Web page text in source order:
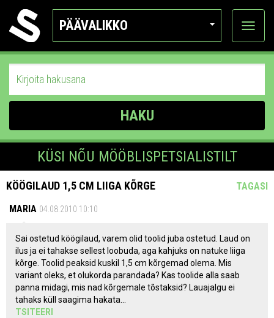
PÄÄVALIKKO
Näytä
HAKU
KÜSI NÕU MÖÖBLISPETSIALISTILT
KÖÖGILAUD 1,5 CM LIIGA KÕRGE
TAGASI
MARIA 04.08.2010 10:10
Sai ostetud köögilaud, varem olid toolid juba ostetud. Laud on
ilus ja ei tahakse sellest loobuda, aga kahjuks on natuke liiga
kõrge. Toolid peaksid kuskil 1,5 cm kõrgemad olema. Mis
variant oleks, et olukorda parandada? Kas toolide alla saab
panna midagi, mis nad kõrgemale tõstaksid? Lauajalgu ei
tahaks küll saagima hakata...
TSITEERI